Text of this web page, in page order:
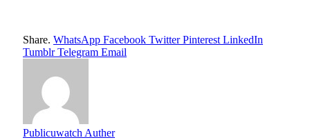
Share. WhatsApp Facebook Twitter Pinterest LinkedIn
Tumblr Telegram Email
Publicuwatch Auther